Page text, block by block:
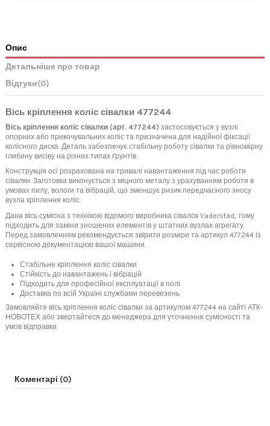
Опис
Детальніше про товар
Відгуки(0)
Вісь кріплення коліс сівалки 477244
Вісь кріплення коліс сівалки (арт. 477244) застосовується у вузлі
опорних або прикочувальних коліс та призначена для надійної фіксації
колісного диска. Деталь забезпечує стабільну роботу сівалки та рівномірну
глибину висіву на різних типах ґрунтів.
Конструкція осі розрахована на тривалі навантаження під час роботи
сівалки. Заготовка виконується з міцного металу з урахуванням роботи в
умовах пилу, вологи та вібрацій, що зменшує ризик передчасного зносу
вузла кріплення коліс.
Дана вісь сумісна з технікою відомого виробника сівалок Vaderstad, тому
підходить для заміни зношених елементів у штатних вузлах агрегату.
Перед замовленням рекомендується звірити розміри та артикул 477244 із
сервісною документацією вашої машини.
Стабільне кріплення коліс сівалки
Стійкість до навантажень і вібрацій
Підходить для професійної експлуатації в полі
Доставка по всій Україні службами перевезень
Замовляйте вісь кріплення коліс сівалки за артикулом 477244 на сайті АТК-
НОВОТЕХ або звертайтеся до менеджера для уточнення сумісності та
умов відправки.
Коментарі (0)